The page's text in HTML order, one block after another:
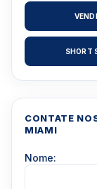
SHORT
CONTATE
MIAMI
Nome: